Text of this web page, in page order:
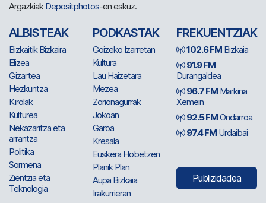
ArgazkiakDepositphotos-en eskuz.
ALBISTEAK
Bizkaitik Bizkaira
Elizea
Gizartea
Hezkuntza
Kirolak
Kulturea
Nekazaritza eta
arrantza
Politika
Sormena
Zientzia eta
Teknologia
PODKASTAK
Goizeko Izarretan
Kultura
Lau Haizetara
Mezea
Zorionagurrak
Jokoan
Garoa
Kresala
Euskera Hobetzen
Planik Plan
Aupa Bizkaia
Irakurrieran
FREKUENTZIAK
102.6 FM Bizkaia
91.9 FM
Durangaldea
96.7 FM Markina
Xemein
92.5 FMOndarroa
97.4 FM Urdaibai
Publizidadea